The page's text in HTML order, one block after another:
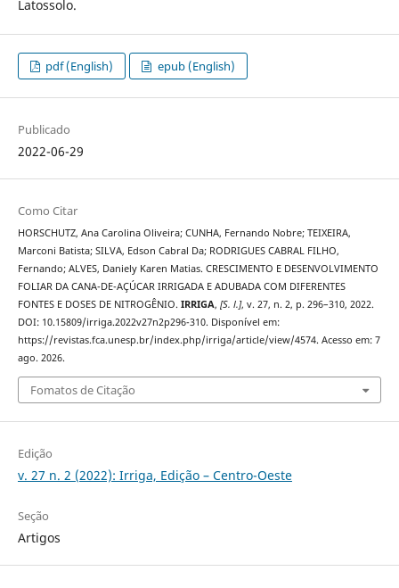
Latossolo.
pdf (English) epub (English)
Publicado
2022-06-29
Como Citar
HORSCHUTZ, Ana Carolina Oliveira; CUNHA, Fernando Nobre; TEIXEIRA,
Marconi Batista; SILVA, Edson Cabral Da; RODRIGUES CABRAL FILHO,
Fernando; ALVES, Daniely Karen Matias. CRESCIMENTO E DESENVOLVIMENTO
FOLIAR DA CANA-DE-AÇÚCAR IRRIGADA E ADUBADA COM DIFERENTES
FONTES E DOSES DE NITROGÊNIO. IRRIGA, [S. l.], v. 27, n. 2, p. 296–310, 2022.
DOI: 10.15809/irriga.2022v27n2p296-310. Disponível em:
https://revistas.fca.unesp.br/index.php/irriga/article/view/4574. Acesso em: 7
ago. 2026.
Fomatos de Citação
Edição
v. 27 n. 2 (2022): Irriga, Edição – Centro-Oeste
Seção
Artigos